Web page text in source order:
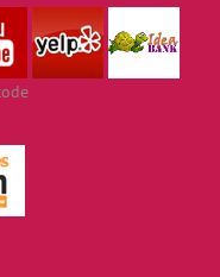
있
는
오
페